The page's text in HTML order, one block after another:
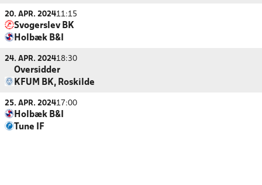
20. APR. 202411:15
Svogerslev BK
Holbæk B&I
24. APR. 202418:30
Oversidder
KFUM BK, Roskilde
25. APR. 202417:00
Holbæk B&I
Tune IF